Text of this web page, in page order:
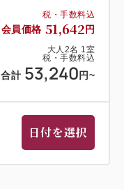
税・手数料込
会員価格 51,642 円
大人 2名 1室
税・手数料込
合計 53,240 円~
日付を選択